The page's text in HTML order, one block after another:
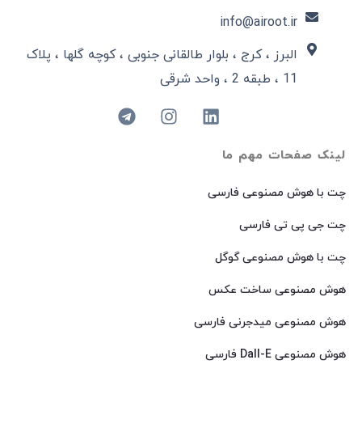
لینک صفحات مهم ما
چت با هوش مصنوعی فارسی
چت جی پی تی فارسی
چت با هوش مصنوعی گوگل
هوش مصنوعی ساخت عکس
هوش مصنوعی میدجرنی فارسی
هوش مصنوعی Dall-E فارسی
info@airoot.ir
البرز ، کرج ، بلوار طالقانی جنوبی ، کوچه گلها ، پلاک
11 ، طبقه 2 ، واحد شرقی